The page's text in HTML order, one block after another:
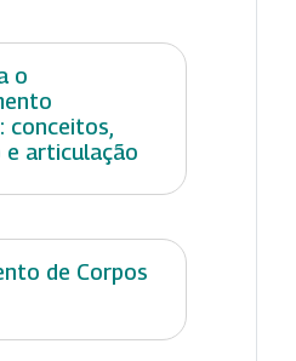
o
conceitos,
e articulação
de Corpos